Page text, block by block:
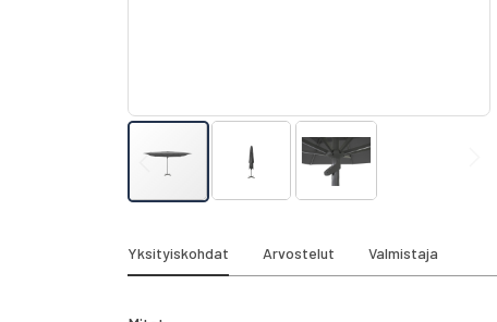
the
beginning
Yksityiskohdat Arvostelut Valmistaja